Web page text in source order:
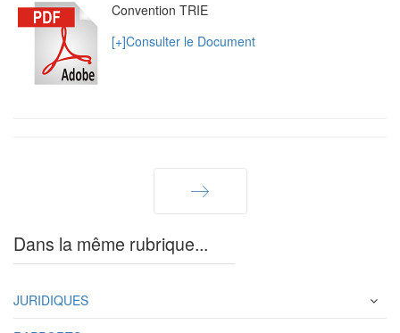
Convention TRIE
[+]Consulter le Document
Dans la même rubrique...
JURIDIQUES